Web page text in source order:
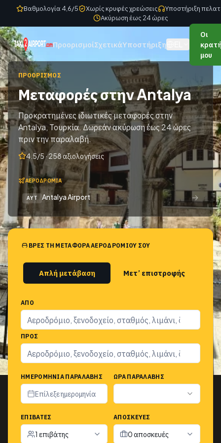
Skip to content
Βαθμολογία 4,6/5 Χωρίς κρυφές χρεώσεις
Υποστήριξη
Ακύρωση έως 24 ώρες
ΠροορισμοίΣχετικάΥποστήριξη
Οι
μου
ΠΡΟΟΡΙΣΜΌΣ
Μεταφορές στην Antalya
Προκρατημένες ιδιωτικές μεταφορές στην
Antalya, Τουρκία. Δωρεάν ακύρωση έως 24 ώρες
πριν την παραλαβή.
4.5/5 · 258 αξιολογήσεις
ΑΕΡΟΔΡΌΜΙΑ
AYT Antalya Airport →
ΒΡΕΣ ΤΗ ΜΕΤΑΦΟΡΆ ΑΕΡΟΔΡΟΜΊΟΥ ΣΟΥ
Απλή μετάβαση Μετ’ επιστροφής
ΑΠΌ
ΠΡΟΣ
ΗΜΕΡΟΜΗΝΊΑ ΠΑΡΑΛΑΒΉΣ
Επίλεξε ημερομηνία
ΏΡΑ ΠΑΡΑΛΑΒΉΣ
ΕΠΙΒΆΤΕΣ
1 επιβάτης
ΑΠΟΣΚΕΥΈΣ
0 αποσκευές